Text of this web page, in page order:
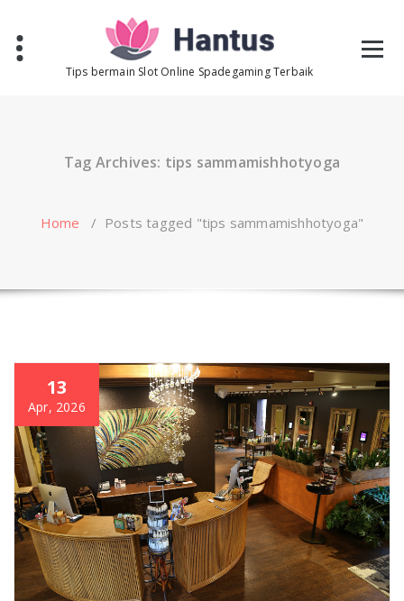
content
Tips bermain Slot Online Spadegaming Terbaik
Tag Archives: tips sammamishhotyoga
Home / Posts tagged "tips sammamishhotyoga"
13
Apr, 2026